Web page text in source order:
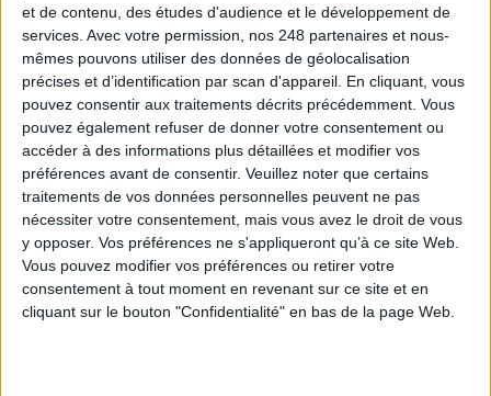
et de contenu, des études d'audience et le développement de
services. Avec votre permission, nos 248 partenaires et nous-
mêmes pouvons utiliser des données de géolocalisation
précises et d’identification par scan d'appareil. En cliquant, vous
pouvez consentir aux traitements décrits précédemment. Vous
pouvez également refuser de donner votre consentement ou
accéder à des informations plus détaillées et modifier vos
préférences avant de consentir. Veuillez noter que certains
traitements de vos données personnelles peuvent ne pas
nécessiter votre consentement, mais vous avez le droit de vous
y opposer. Vos préférences ne s'appliqueront qu’à ce site Web.
Vous pouvez modifier vos préférences ou retirer votre
consentement à tout moment en revenant sur ce site et en
cliquant sur le bouton "Confidentialité" en bas de la page Web.
impose...
Sobriété numérique : vers une digitalisation plus
responsable